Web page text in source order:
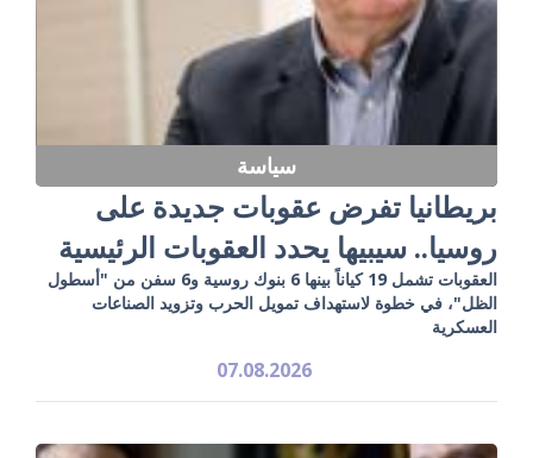
سياسة
بريطانيا تفرض عقوبات جديدة على
روسيا.. سيبيها يحدد العقوبات الرئيسية
العقوبات تشمل 19 كياناً بينها 6 بنوك روسية و6 سفن من "أسطول
الظل"، في خطوة لاستهداف تمويل الحرب وتزويد الصناعات
العسكرية
07.08.2026